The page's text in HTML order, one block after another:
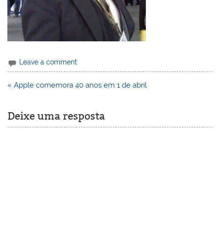
Leave a comment
Navegação
« Apple comemora 40 anos em 1 de abril
Deixe uma resposta